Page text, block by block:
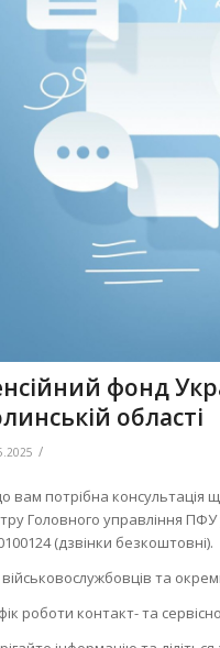
фонд
області
/
вам потрібна консультація
Головного управління ПФУ
(дзвінки безкоштовні).
та
роботи контакт- та